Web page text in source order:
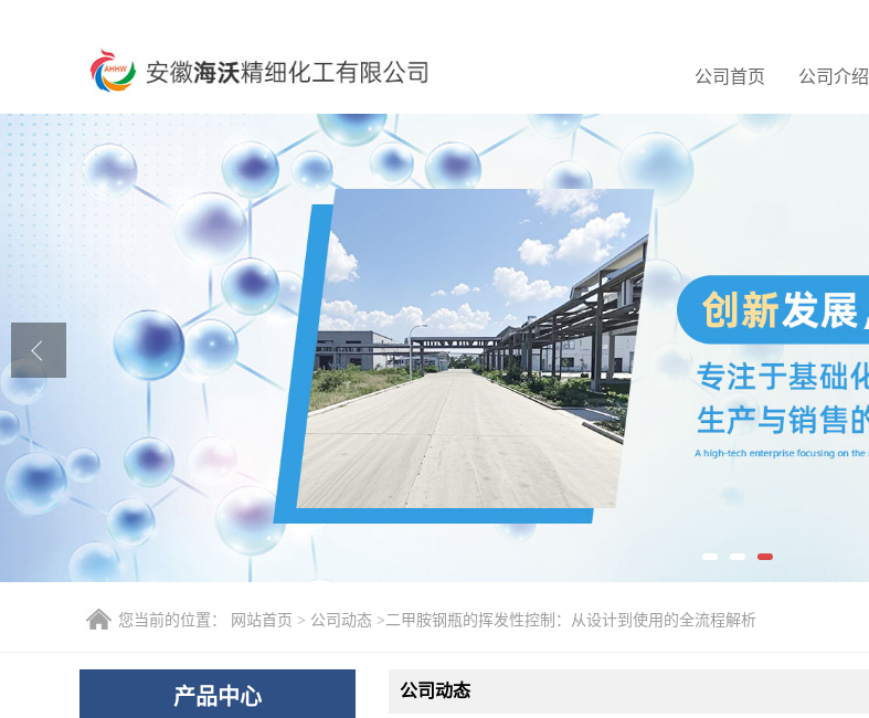
公司首页 公司介绍
公司首页
公司介绍
公司动态
产品展厅
证书荣誉
联系方式
在线留言
您当前的位置： 网站首页 > 公司动态 > 二甲胺钢瓶的挥发性控制：从设计到使用的全流程解析
产品中心 公司动态